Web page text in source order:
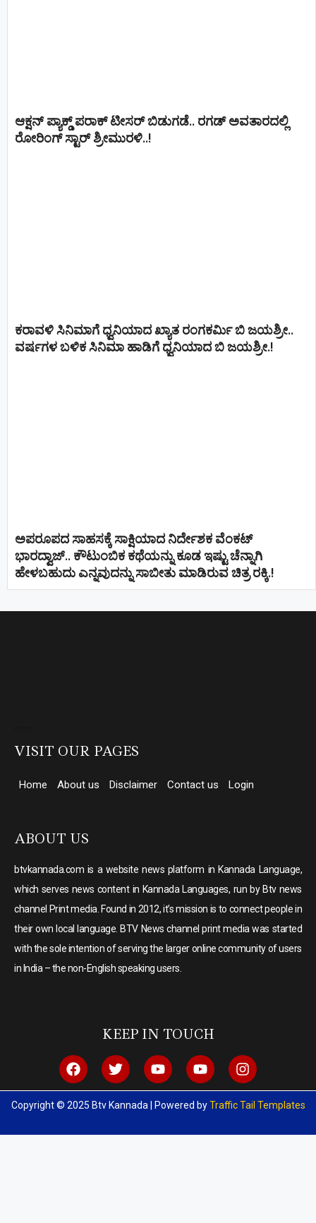
ಆಕ್ಷನ್ ಪ್ಯಾಕ್ಡ್ ಪರಾಕ್ ಟೀಸರ್ ಬಿಡುಗಡೆ.. ರಗಡ್ ಅವತಾರದಲ್ಲಿ
ರೋರಿಂಗ್ ಸ್ಟಾರ್ ಶ್ರೀಮುರಳಿ..!
ಕರಾವಳಿ ಸಿನಿಮಾಗೆ ಧ್ವನಿಯಾದ ಖ್ಯಾತ ರಂಗಕರ್ಮಿ ಬಿ ಜಯಶ್ರೀ..
ವರ್ಷಗಳ ಬಳಿಕ ಸಿನಿಮಾ ಹಾಡಿಗೆ ಧ್ವನಿಯಾದ ಬಿ ಜಯಶ್ರೀ.!
ಅಪರೂಪದ ಸಾಹಸಕ್ಕೆ ಸಾಕ್ಷಿಯಾದ ನಿರ್ದೇಶಕ ವೆಂಕಟ್
ಭಾರದ್ವಾಜ್.. ಕೌಟುಂಬಿಕ ಕಥೆಯನ್ನು ಕೂಡ ಇಷ್ಟು ಚೆನ್ನಾಗಿ
ಹೇಳಬಹುದು ಎನ್ನವುದನ್ನು ಸಾಬೀತು ಮಾಡಿರುವ ಚಿತ್ರ ರಕ್ಕಿ.!
VISIT OUR PAGES
Home About us Disclaimer Contact us Login
ABOUT US
btvkannada.com is a website news platform in Kannada Language,
which serves news content in Kannada Languages, run by Btv news
channel Print media. Found in 2012, it’s mission is to connect people in
their own local language. BTV News channel print media was started
with the sole intention of serving the larger online community of users
in India – the non-English speaking users.
KEEP IN TOUCH
Copyright © 2025 Btv Kannada | Powered byTraffic Tail Templates